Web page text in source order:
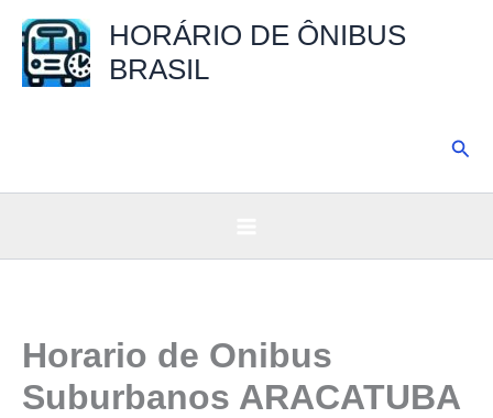
para
HORÁRIO DE ÔNIBUS
BRASIL
Horario de Onibus
Suburbanos ARACATUBA